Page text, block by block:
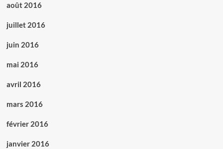
août 2016
juillet 2016
juin 2016
mai 2016
avril 2016
mars 2016
février 2016
janvier 2016